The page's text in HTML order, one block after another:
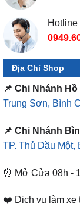
Hotline
Địa Chỉ Shop
📌 Chi Nhánh
Trung Sơn, Bình
📌 Chi Nhánh
TP. Thủ Dầu
⏰ Mở Cửa 08h -
❤️ Dịch vụ làm xe